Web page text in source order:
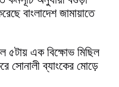
বাংলাদেশ জামায়াতে
৫টায় এক বিক্ষোভ মিছিল
সোনালী ব্যাংকের মোড়ে